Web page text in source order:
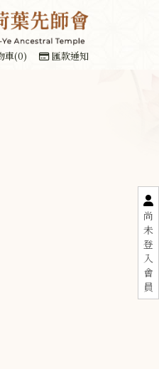
尚
未
登
入
會
員
車(0) 匯款通知